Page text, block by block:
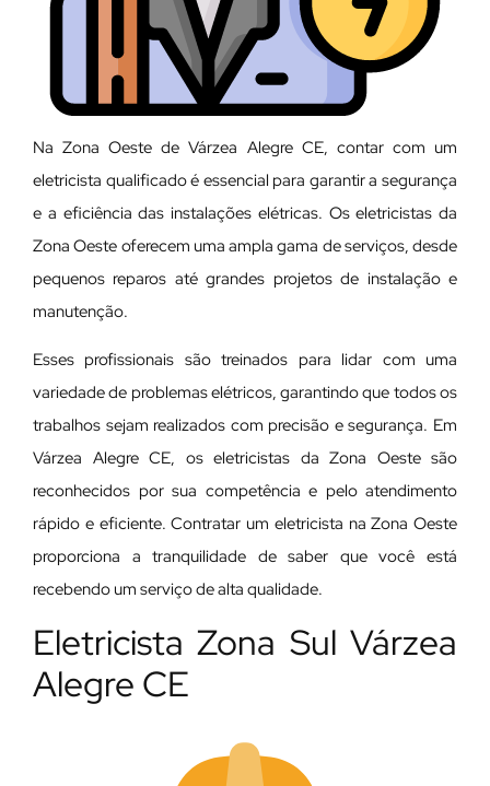
Na Zona Oeste de Várzea Alegre CE, contar com um
eletricista qualificado é essencial para garantir a segurança
e a eficiência das instalações elétricas. Os eletricistas da
Zona Oeste oferecem uma ampla gama de serviços, desde
pequenos reparos até grandes projetos de instalação e
manutenção.
Esses profissionais são treinados para lidar com uma
variedade de problemas elétricos, garantindo que todos os
trabalhos sejam realizados com precisão e segurança. Em
Várzea Alegre CE, os eletricistas da Zona Oeste são
reconhecidos por sua competência e pelo atendimento
rápido e eficiente. Contratar um eletricista na Zona Oeste
proporciona a tranquilidade de saber que você está
recebendo um serviço de alta qualidade.
Eletricista Zona Sul Várzea
Alegre CE